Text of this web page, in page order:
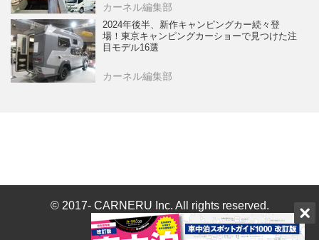
カーネル編集部
2024年後半、新作キャンピングカー続々登
場！東京キャンピングカーショーで見つけた注
目モデル16選
カーネル編集部
© 2017- CARNERU Inc. All rights reserved.
Built onthe dino platform.